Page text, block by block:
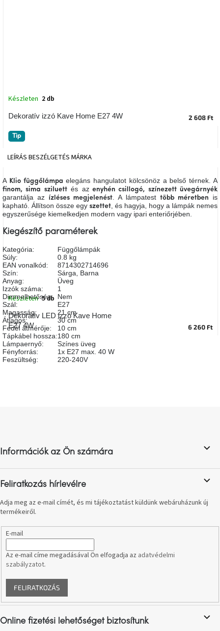
tér
színekben
Tavasz
A
tűz
mellett
ülve
belső
tér
Woodman
kedvezményesen
Anyák
napja
Egy
étkező,
A
kedvenceid
Hírek
Hoorns
e-
utalványok
Formwood
kollekció
Most
repül
Dekoratív izzó Kave Home E27 4W
Készleten 2 db
2 608 Ft
Tip
Dekoratív LED izzó Kave Home
E27 4W
Készleten 5 db
6 260 Ft
LEÍRÁS BESZÉLGETÉS MÁRKA
A Klio függőlámpa elegáns hangulatot kölcsönöz a belső térnek. A
finom, sima sziluettés azenyhén csillogó, színezett üvegárnyék
garantálja az ízléses megjelenést. A lámpatest több méretben is
kapható. Állítson össze egy szettet, és hagyja, hogy a lámpák nemes
egyszerűsége kiemelkedjen modern vagy ipari enteriőrjében.
Kiegészítő paraméterek
Kategória:
Függőlámpák
Súly:
0.8 kg
EAN vonalkód:
8714302714696
Szín: Sárga, Barna
Anyag:
Üveg
Izzók száma:
1
Dimmelhetőség:
Nem
Szál:
E27
Magasság:
21 cm
Átlagos:
30 cm
Fedél átmérője:
10 cm
Tápkábel hossza:180 cm
Lámpaernyő:
Színes üveg
Fényforrás:
1x E27 max. 40 W
Feszültség: 220-240V
é
c
Információk az Ön számára
Feliratkozás hírlevélre
Adja meg az e-mail címét, és mi tájékoztatást küldünk webáruházunk új
termékeiről.
E-mail
Az e-mail címe megadásával Ön elfogadja az adatvédelmi
szabályzatot.
FELIRATKOZÁS
Online fizetési lehetőséget biztosítunk